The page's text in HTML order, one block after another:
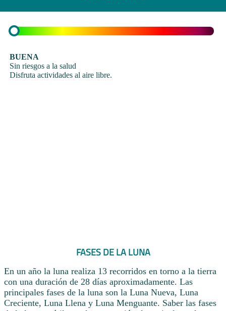
BUENA
Sin riesgos a la salud
Disfruta actividades al aire libre.
FASES DE LA LUNA
En un año la luna realiza 13 recorridos en torno a la tierra
con una duración de 28 días aproximadamente. Las
principales fases de la luna son la Luna Nueva, Luna
Creciente, Luna Llena y Luna Menguante. Saber las fases